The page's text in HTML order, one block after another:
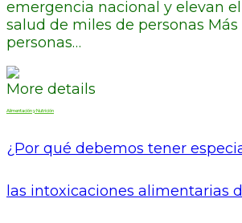
emergencia nacional y elevan
salud de miles de personas Más
personas…
More details
Alimentación y Nutrición
¿Por qué debemos tener
las intoxicaciones alimentarias